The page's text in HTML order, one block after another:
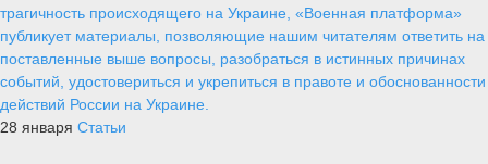
трагичность происходящего на Украине, «Военная платформа»
публикует материалы, позволяющие нашим читателям ответить на
поставленные выше вопросы, разобраться в истинных причинах
событий, удостовериться и укрепиться в правоте и обоснованности
действий России на Украине.
28 января Статьи